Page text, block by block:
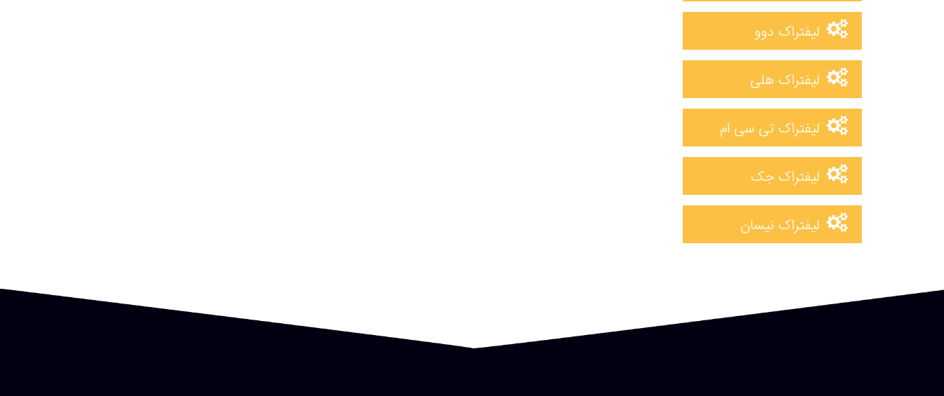
لیفتراک دوو
لیفتراک هلی
لیفتراک تی سی ام
لیفتراک جک
لیفتراک نیسان